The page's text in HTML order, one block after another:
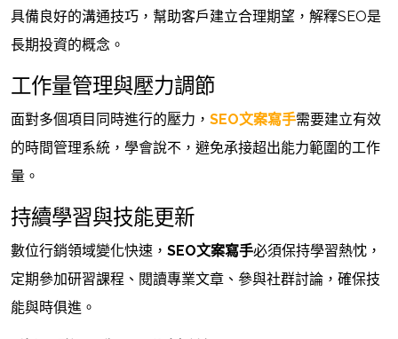
具備良好的溝通技巧，幫助客戶建立合理期望，解釋SEO是
長期投資的概念。
工作量管理與壓力調節
面對多個項目同時進行的壓力， SEO文案寫手需要建立有效
的時間管理系統，學會說不，避免承接超出能力範圍的工作
量。
持續學習與技能更新
數位行銷領域變化快速， SEO文案寫手必須保持學習熱忱，
定期參加研習課程、閱讀專業文章、參與社群討論，確保技
能與時俱進。